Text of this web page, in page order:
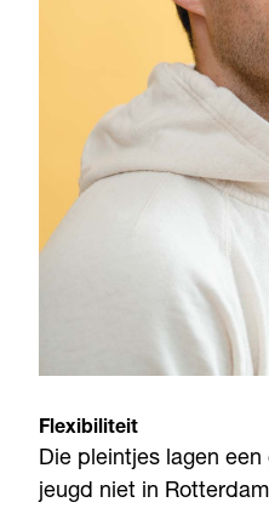
Flexibiliteit
Die pleintjes lagen
jeugd niet in